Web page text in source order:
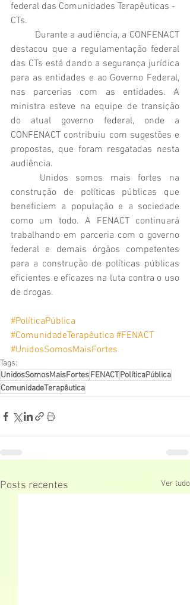
federal das Comunidades Terapêuticas -
CTs.
destacou que a regulamentação federal
das CTs está dando a segurança jurídica
para as entidades e ao Governo Federal,
nas parcerias com as entidades. A
ministra esteve na equipe de transição
do atual governo federal, onde a
CONFENACT contribuiu com sugestões e
propostas, que foram resgatadas nesta
audiência.
construção de políticas públicas que
beneficiem a população e a sociedade
como um todo. A FENACT continuará
trabalhando em parceria com o governo
federal e demais órgãos competentes
para a construção de políticas públicas
eficientes e eficazes na luta contra o uso
de drogas.
#PolíticaPública
#ComunidadeTerapêutica #FENACT
#UnidosSomosMaisFortes
Tags:
UnidosSomosMaisFortesFENACTPolíticaPública
ComunidadeTerapêutica
Posts recentes Ver tudo